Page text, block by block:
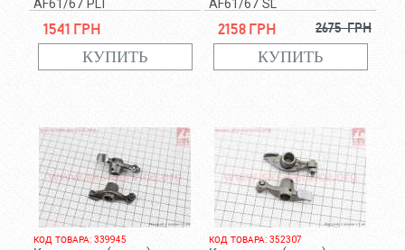
AF61/67 PLT
1541 грн
AF61/67 SL
2158 грн 2675 грн
КОД ТОВАРА: 339945 КОД ТОВАРА: 352307